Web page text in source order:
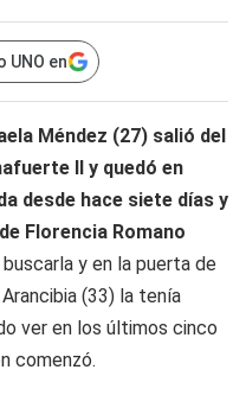
UNO en
Méndez (27) salió del
II y quedó en
desde hace siete días y
Florencia Romano
y en la puerta de
(33) la tenía
ver en los últimos cinco
comenzó.